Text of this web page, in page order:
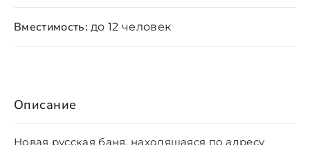
Описание
Новая русская баня, находящаяся по адресу
Вместимость: до 12 человек